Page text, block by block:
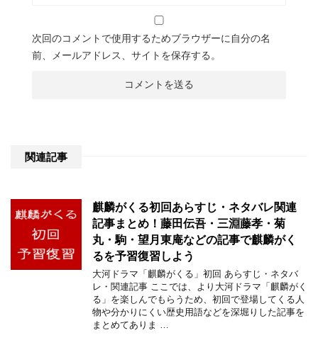
次回のコメントで使用するためブラウザーに自分の名
前、メールアドレス、サイトを保存する。
関連記事
麒麟がくる初回あらすじ・ネタバレ関連
記事まとめ！藤田伝吾・三淵藤孝・菊
丸・駒・望月東庵などの記事で麒麟がく
るを予習復習しよう
大河ドラマ「麒麟がくる」初回 あらすじ・ネタバ
レ・関連記事 ここでは、より大河ドラマ「麒麟がく
る」を楽しんでもらうため、初回で登場してくる人
物や分かりにくい歴史用語などを深堀りした記事を
まとめてありま …